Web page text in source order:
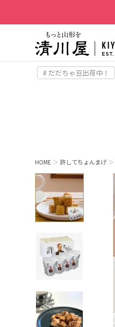
# だだちゃ豆出荷中！
HOME 許してちょんまげ